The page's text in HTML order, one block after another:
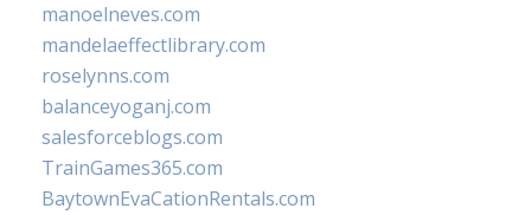
manoelneves.com
mandelaeffectlibrary.com
roselynns.com
balanceyoganj.com
salesforceblogs.com
TrainGames365.com
BaytownEvaCationRentals.com